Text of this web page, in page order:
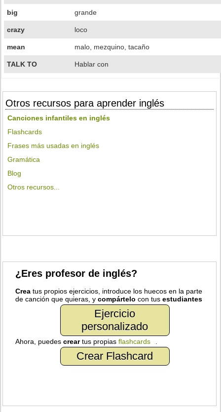
big grande
crazy loco
mean malo, mezquino, tacaño
TALK TO Hablar con
Otros recursos para aprender inglés
Canciones infantiles en inglés
Flashcards
Frases más usadas en inglés
Gramática
Blog
Otros recursos...
¿Eres profesor de inglés?
Crea tus propios ejercicios, introduce los huecos en la parte
de canción que quieras, ycompártelo con tusestudiantes
Ejercicio
personalizado
Ahora, puedescreartus propiasflashcards
Crear Flashcard